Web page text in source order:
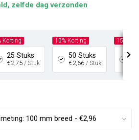
zelfde dag verzonden
Korting
25 Stuks
€2,75 / Stuk
10% Korting
50 Stuks
€2,66 / Stuk
15%